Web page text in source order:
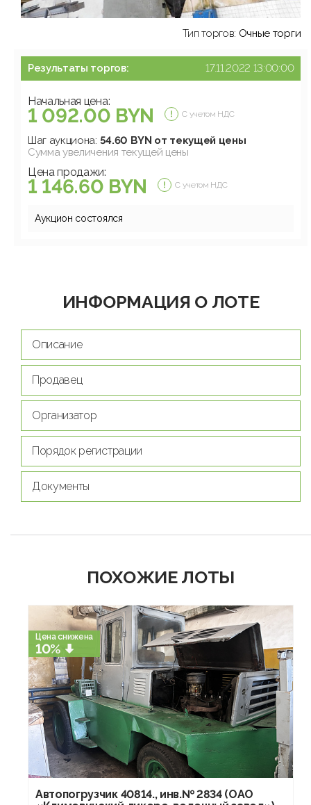
Тип торгов: Очные торги
Результаты торгов: 17.11.2022 13:00:00
Начальная цена:
1 092.00 BYN С учетом НДС
Шаг аукциона: 54.60 BYN от текущей цены
Сумма увеличения текущей цены
Цена продажи:
1 146.60 BYN С учетом НДС
Аукцион состоялся
ИНФОРМАЦИЯ О ЛОТЕ
Описание
Продавец
Организатор
Порядок регистрации
Документы
ПОХОЖИЕ ЛОТЫ
Цена снижена
10%
Автопогрузчик 40814., инв.№ 2834 (ОАО